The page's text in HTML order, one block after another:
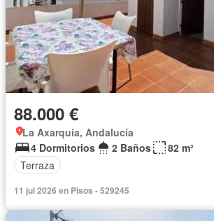
88.000 €
La Axarquía, Andalucía
4 Dormitorios
2 Baños
82 m²
Terraza
11 jul 2026 en Pisos - 529245